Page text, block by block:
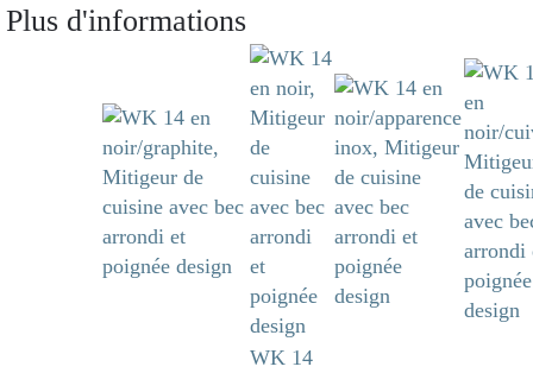
Plus d'informations
WK 14